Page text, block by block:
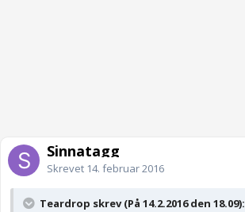
Sinnatagg
Skrevet 14. februar 2016
Teardrop skrev (På 14.2.2016 den 18.09):